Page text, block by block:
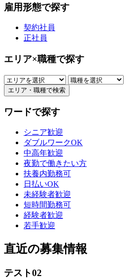
雇用形態で探す
契約社員
正社員
エリア×職種で探す
ワードで探す
シニア歓迎
ダブルワークOK
中高年歓迎
夜勤で働きたい方
扶養内勤務可
日払いOK
未経験者歓迎
短時間勤務可
経験者歓迎
若手歓迎
直近の募集情報
テスト02